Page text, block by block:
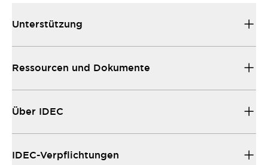
Unterstützung
Ressourcen und Dokumente
Über IDEC
IDEC-Verpflichtungen